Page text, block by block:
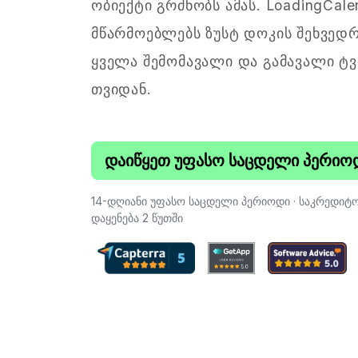
ობიექტი გრძნობს ამას.
მწარმოებლებს ზუსტ დოკის
ყველა შემომავალი და გამავალი
თვიდან.
დაიწყეთ უფასო საცდელი
14-დღიანი უფასო საცდელი პერიოდი ·
დაყენება 2 წუთში